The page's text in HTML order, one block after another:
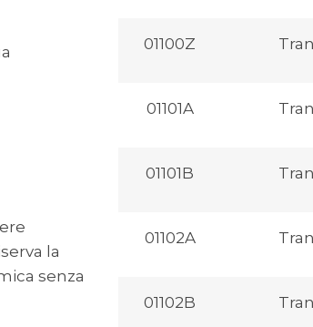
la
senza
01100Z
01101A
01101B
01102A
01102B